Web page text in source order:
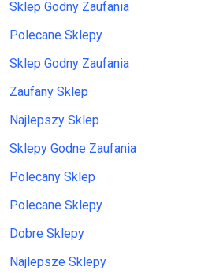
Sklep Godny Zaufania
Polecane Sklepy
Sklep Godny Zaufania
Zaufany Sklep
Najlepszy Sklep
Sklepy Godne Zaufania
Polecany Sklep
Polecane Sklepy
Dobre Sklepy
Najlepsze Sklepy